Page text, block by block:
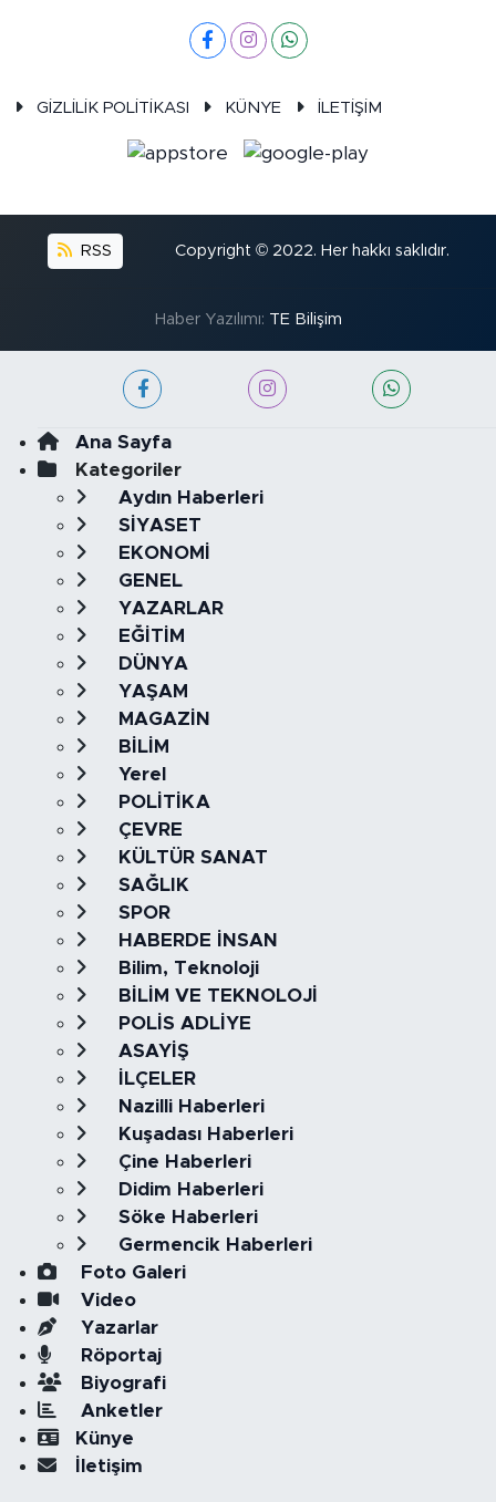
GİZLİLİK POLİTİKASI KÜNYE İLETİŞİM
RSS Copyright © 2022. Her hakkı saklıdır.
Haber Yazılımı: TE Bilişim
Ana Sayfa
Kategoriler
Aydın Haberleri
SİYASET
EKONOMİ
GENEL
YAZARLAR
EĞİTİM
DÜNYA
YAŞAM
MAGAZİN
BİLİM
Yerel
POLİTİKA
ÇEVRE
KÜLTÜR SANAT
SAĞLIK
SPOR
HABERDE İNSAN
Bilim, Teknoloji
BİLİM VE TEKNOLOJİ
POLİS ADLİYE
ASAYİŞ
İLÇELER
Nazilli Haberleri
Kuşadası Haberleri
Çine Haberleri
Didim Haberleri
Söke Haberleri
Germencik Haberleri
Foto Galeri
Video
Yazarlar
Röportaj
Biyografi
Anketler
Künye
İletişim